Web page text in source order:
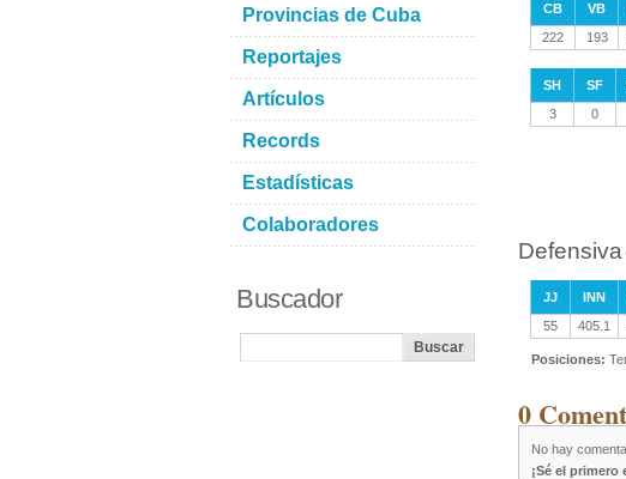
CB VB
222
193
SH SF
3
0
JJ INN
55
405.1
Posiciones:
0
No hay
¡Sé el primero
Provincias de Cuba
Reportajes
Artículos
Records
Estadísticas
Colaboradores
Buscador